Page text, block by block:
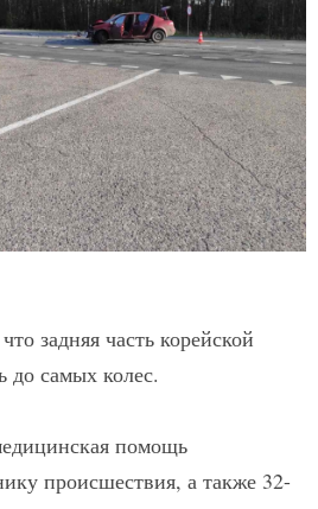
задняя часть корейской
до самых колес.
помощь
происшествия, а также 32-